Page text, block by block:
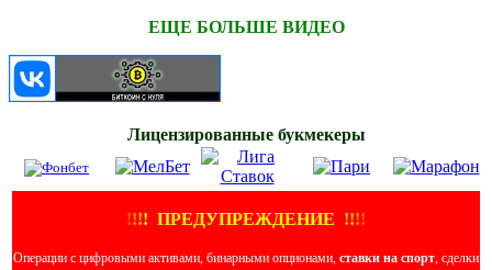
ЕЩЕ БОЛЬШЕ ВИДЕО
Лицензированные букмекеры
!!!! ПРЕДУПРЕЖДЕНИЕ !!!!
Операции с цифровыми активами, бинарными опционами, ставки на спорт , сделки